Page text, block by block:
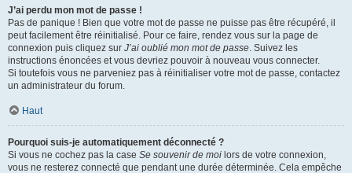
J’ai perdu mon mot de passe !
Pas de panique ! Bien que votre mot de passe ne puisse pas être récupéré, il
peut facilement être réinitialisé. Pour ce faire, rendez vous sur la page de
connexion puis cliquez sur J’ai oublié mon mot de passe. Suivez les
instructions énoncées et vous devriez pouvoir à nouveau vous connecter.
Si toutefois vous ne parveniez pas à réinitialiser votre mot de passe, contactez
un administrateur du forum.
Haut
Pourquoi suis-je automatiquement déconnecté ?
Si vous ne cochez pas la case Se souvenir de moi lors de votre connexion,
vous ne resterez connecté que pendant une durée déterminée. Cela empêche